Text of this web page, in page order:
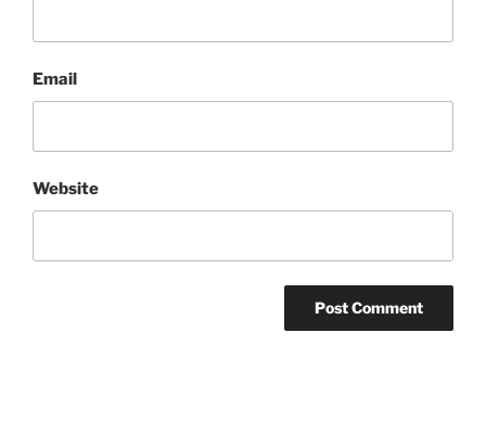
Email
Website